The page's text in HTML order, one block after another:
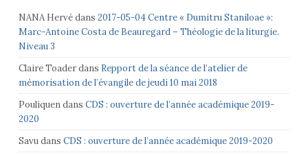
NANA Hervédans 2017-05-04 Centre « Dumitru Staniloae »:
Marc-Antoine Costa de Beauregard – Théologie de la liturgie.
Niveau 3
Claire Toaderdans Repport de la séance de l’atelier de
mémorisation de l’évangile de jeudi 10 mai 2018
Pouliquendans CDS : ouverture de l’année académique 2019-
2020
Savudans CDS : ouverture de l’année académique 2019-2020